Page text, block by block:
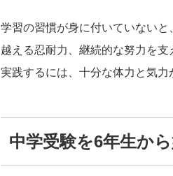
学習の習慣が身に付いていない
越える忍耐力、継続的な努力を
実践するには、十分な体力と気力
中学受験を6年生か